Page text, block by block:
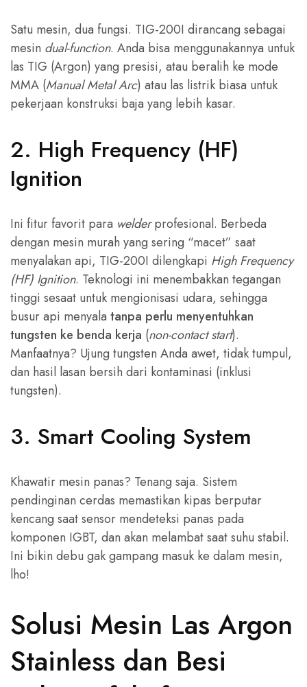
Satu mesin, dua fungsi. TIG-200I dirancang sebagai
mesin dual-function. Anda bisa menggunakannya untuk
las TIG (Argon) yang presisi, atau beralih ke mode
MMA (Manual Metal Arc) atau las listrik biasa untuk
pekerjaan konstruksi baja yang lebih kasar.
2. High Frequency (HF)
Ignition
Ini fitur favorit para welderprofesional. Berbeda
dengan mesin murah yang sering “macet” saat
menyalakan api, TIG-200I dilengkapi High Frequency
(HF) Ignition. Teknologi ini menembakkan tegangan
tinggi sesaat untuk mengionisasi udara, sehingga
busur api menyala tanpa perlu menyentuhkan
tungsten ke benda kerja (non-contact start).
Manfaatnya? Ujung tungsten Anda awet, tidak tumpul,
dan hasil lasan bersih dari kontaminasi (inklusi
tungsten).
3. Smart Cooling System
Khawatir mesin panas? Tenang saja. Sistem
pendinginan cerdas memastikan kipas berputar
kencang saat sensor mendeteksi panas pada
komponen IGBT, dan akan melambat saat suhu stabil.
Ini bikin debu gak gampang masuk ke dalam mesin,
lho!
Solusi Mesin Las Argon
Stainless dan Besi